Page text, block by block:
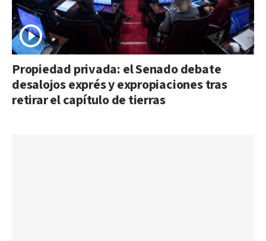
Propiedad privada: el Senado debate
desalojos exprés y expropiaciones tras
retirar el capítulo de tierras